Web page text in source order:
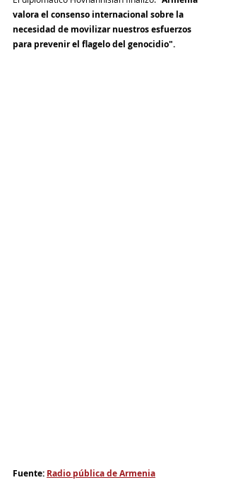
valora el consenso internacional sobre la
necesidad de movilizar nuestros esfuerzos
para prevenir el flagelo del genocidio".
Fuente: Radio pública de Armenia